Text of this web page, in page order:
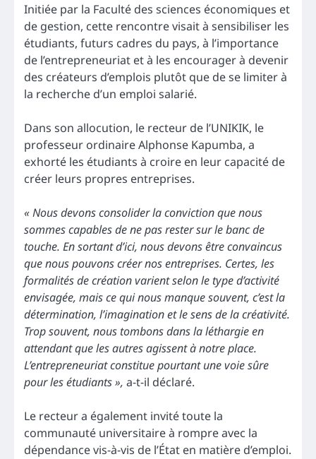
Initiée par la Faculté des sciences économiques et
de gestion, cette rencontre visait à sensibiliser les
étudiants, futurs cadres du pays, à l’importance
de l’entrepreneuriat et à les encourager à devenir
des créateurs d’emplois plutôt que de se limiter à
la recherche d’un emploi salarié.
Dans son allocution, le recteur de l’UNIKIK, le
professeur ordinaire Alphonse Kapumba, a
exhorté les étudiants à croire en leur capacité de
créer leurs propres entreprises.
« Nous devons consolider la conviction que nous
sommes capables de ne pas rester sur le banc de
touche. En sortant d’ici, nous devons être convaincus
que nous pouvons créer nos entreprises. Certes, les
formalités de création varient selon le type d’activité
envisagée, mais ce qui nous manque souvent, c’est la
détermination, l’imagination et le sens de la créativité.
Trop souvent, nous tombons dans la léthargie en
attendant que les autres agissent à notre place.
L’entrepreneuriat constitue pourtant une voie sûre
pour les étudiants », a-t-il déclaré.
Le recteur a également invité toute la
communauté universitaire à rompre avec la
dépendance vis-à-vis de l’État en matière d’emploi.